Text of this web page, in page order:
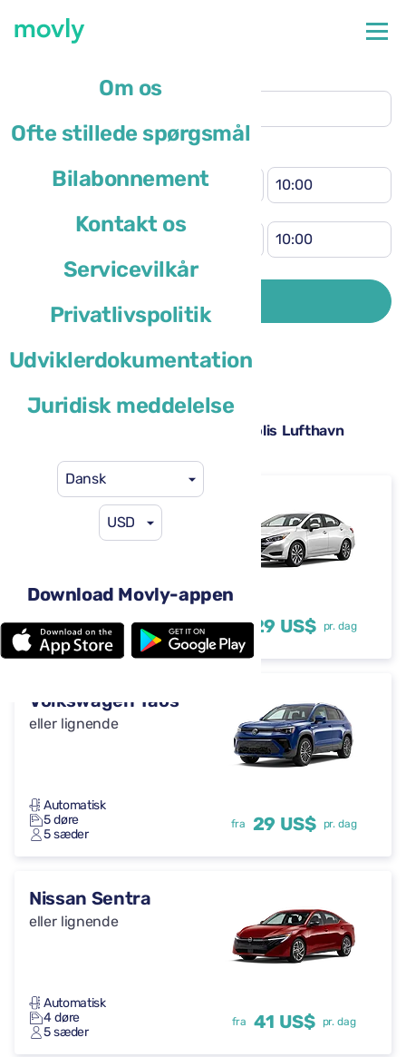
Om os
Ofte stillede spørgsmål
Bilabonnement
Kontakt os
Servicevilkår
Privatlivspolitik
Udviklerdokumentation
Juridisk meddelelse
Dansk
USD
Download Movly-appen
Afhentningssted
Andet afleveringssted
Førerens bopælsland er
Tilgængelige lejebiler på Minneapolis Lufthavn
Nissan Versa
eller lignende
4 døre
5 sæder
fra 29 US$ pr. dag
Volkswagen Taos
eller lignende
Automatisk
5 døre
5 sæder
fra 29 US$ pr. dag
Nissan Sentra
eller lignende
Automatisk
4 døre
5 sæder
fra 41 US$ pr. dag